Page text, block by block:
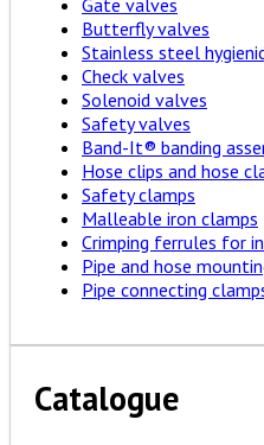
Gate valves
Butterfly valves
Stainless steel
Check valves
Solenoid valves
Safety valves
Band-It® banding
Hose clips and hose
Safety clamps
Malleable iron clamps
Crimping ferrules for
Pipe and hose
Pipe connecting
Catalogue